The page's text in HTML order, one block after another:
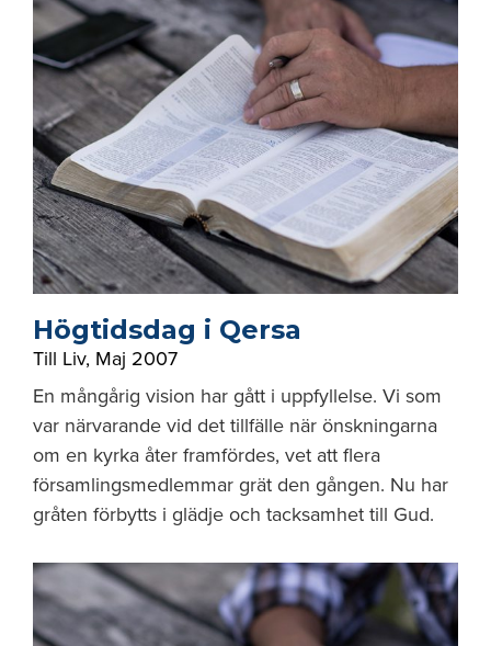
Högtidsdag i Qersa
Till Liv, Maj 2007
En mångårig vision har gått i uppfyllelse. Vi som
var närvarande vid det tillfälle när önskningarna
om en kyrka åter framfördes, vet att flera
församlingsmedlemmar grät den gången. Nu har
gråten förbytts i glädje och tacksamhet till Gud.